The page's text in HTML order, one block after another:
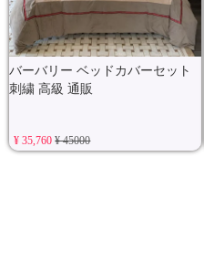
バーバリー ベッドカバーセット
刺繍 高級 通販
¥ 35,760¥ 45000